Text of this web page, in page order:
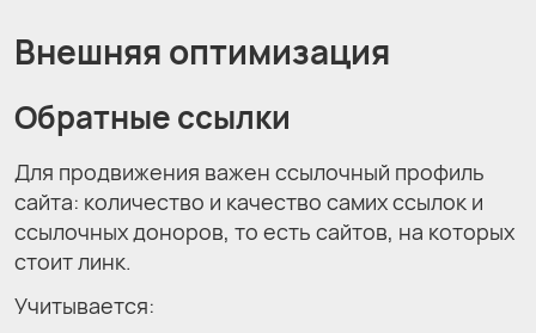
Внешняя оптимизация
Обратные ссылки
Для продвижения важен ссылочный профиль
сайта: количество и качество самих ссылок и
ссылочных доноров, то есть сайтов, на которых
стоит линк.
Учитывается: